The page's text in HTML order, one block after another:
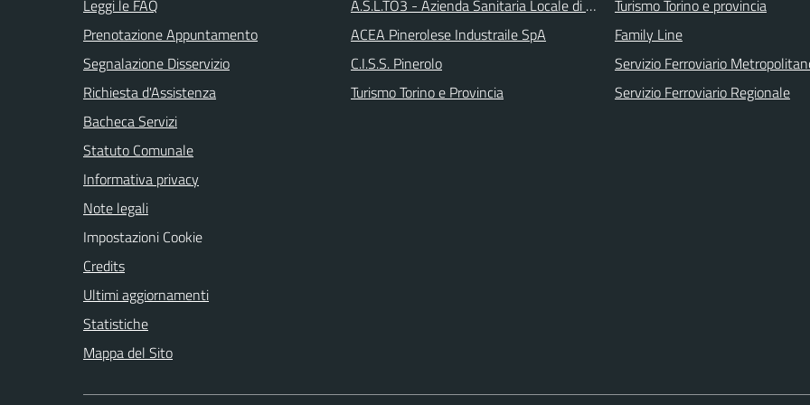
Leggi le FAQ
Prenotazione Appuntamento
Segnalazione Disservizio
Richiesta d'Assistenza
Bacheca Servizi
Statuto Comunale
Informativa privacy
Note legali
Impostazioni Cookie
Credits
Ultimi aggiornamenti
Statistiche
Mappa del Sito
A.S.L.TO3 - Azienda Sanitaria Locale di Collegno e Pinerolo
ACEA Pinerolese Industraile SpA
C.I.S.S. Pinerolo
Turismo Torino e Provincia
Turismo Torino e provincia
Family Line
Servizio Ferroviario
Servizio Ferroviario Regionale